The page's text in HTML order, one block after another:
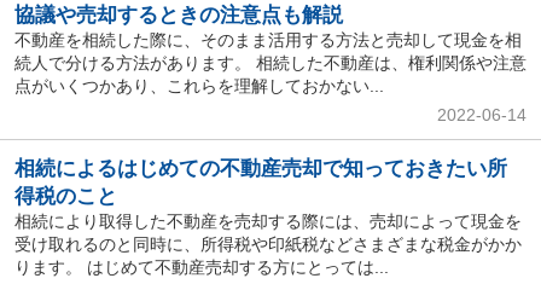
協議や売却するときの注意点も解説
不動産を相続した際に、そのまま活用する方法と売却して現金を相
続人で分ける方法があります。 相続した不動産は、権利関係や注意
点がいくつかあり、これらを理解しておかない...
2022-06-14
相続によるはじめての不動産売却で知っておきたい所
得税のこと
相続により取得した不動産を売却する際には、売却によって現金を
受け取れるのと同時に、所得税や印紙税などさまざまな税金がかか
ります。 はじめて不動産売却する方にとっては...